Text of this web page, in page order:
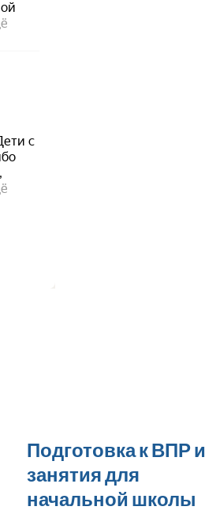
Подготовка к ВПР и
занятия для
начальной школы